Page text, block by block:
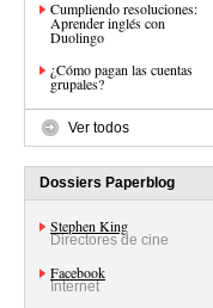
Cumpliendo resoluciones:
Aprender inglés con
Duolingo
¿Cómo pagan las cuentas
grupales?
Ver todos
Dossiers Paperblog
Stephen King
Directores de cine
Facebook
Internet